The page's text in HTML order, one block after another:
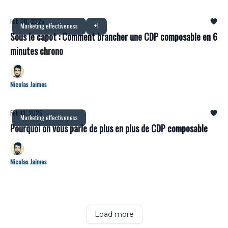
Marketing effectiveness +1
Feb 20, 2025
Sous le capot : Comment brancher une CDP composable en 6
minutes chrono
Nicolas Jaimes
Marketing effectiveness
Feb 13, 2025
Pourquoi on vous parle de plus en plus de CDP composable
Nicolas Jaimes
Load more